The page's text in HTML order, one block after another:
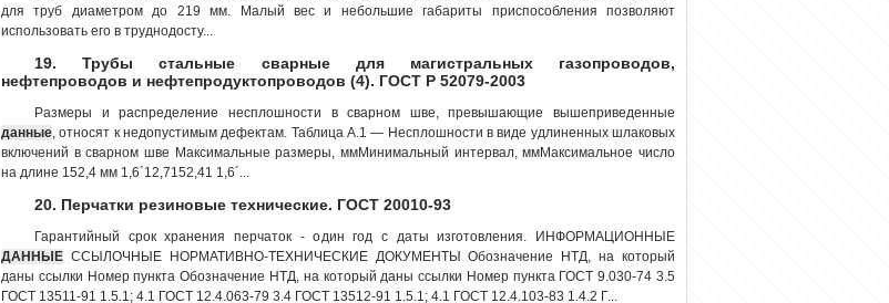
для труб диаметром до 219 мм. Малый вес и небольшие габариты приспособления позволяют
использовать его в труднодосту...
19. Трубы стальные сварные для магистральных газопроводов,
нефтепроводов и нефтепродуктопроводов (4). ГОСТ Р 52079-2003
Размеры и распределение несплошности в сварном шве, превышающие вышеприведенные
данные, относят к недопустимым дефектам. Таблица А.1 — Несплошности в виде удлиненных шлаковых
включений в сварном шве Максимальные размеры, ммМинимальный интервал, ммМаксимальное число
на длине 152,4 мм 1,6´12,7152,41 1,6´...
20. Перчатки резиновые технические. ГОСТ 20010-93
Гарантийный срок хранения перчаток - один год с даты изготовления. ИНФОРМАЦИОННЫЕ
ДАННЫЕ ССЫЛОЧНЫЕ НОРМАТИВНО-ТЕХНИЧЕСКИЕ ДОКУМЕНТЫ Обозначение НТД, на который
даны ссылки Номер пункта Обозначение НТД, на который даны ссылки Номер пункта ГОСТ 9.030-74 3.5
ГОСТ 13511-91 1.5.1; 4.1 ГОСТ 12.4.063-79 3.4 ГОСТ 13512-91 1.5.1; 4.1 ГОСТ 12.4.103-83 1.4.2 Г...